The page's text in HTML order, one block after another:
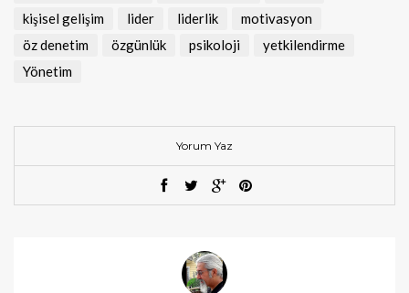
kişisel gelişim lider liderlik
motivasyon
öz denetim
özgünlük psikoloji
yetkilendirme
Yönetim
Yorum Yaz